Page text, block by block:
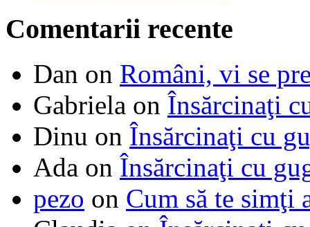
Comentarii recente
Dan on Români, vi se
Gabriela on Însărcinaţi
Dinu on Însărcinaţi cu
Ada on Însărcinaţi cu
pezo on Cum să te simţi